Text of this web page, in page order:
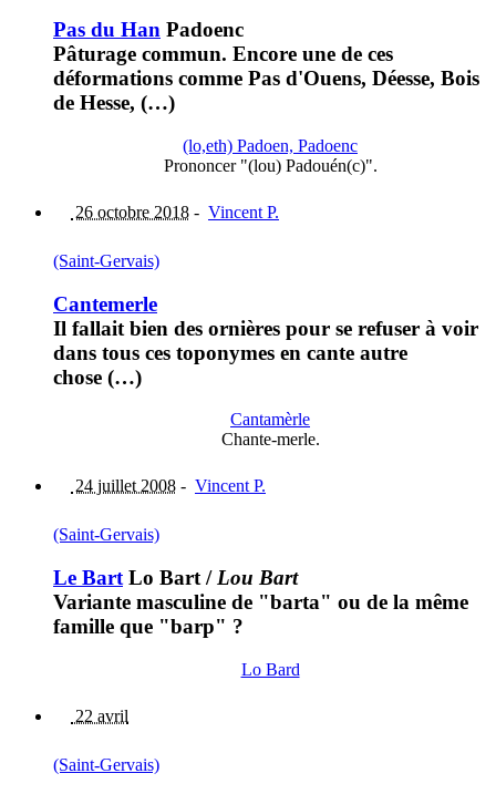
Pas du Han Padoenc
Pâturage commun. Encore une de ces
déformations comme Pas d'Ouens, Déesse, Bois
de Hesse, (…)
(lo,eth) Padoen, Padoenc
Prononcer "(lou) Padouén(c)".
26 octobre 2018 - Vincent P.
(Saint-Gervais)
Cantemerle
Il fallait bien des ornières pour se refuser à voir
dans tous ces toponymes en cante autre
chose (…)
Cantamèrle
Chante-merle.
24 juillet 2008 - Vincent P.
(Saint-Gervais)
Le Bart Lo Bart / Lou Bart
Variante masculine de "barta" ou de la même
famille que "barp" ?
Lo Bard
22 avril
(Saint-Gervais)